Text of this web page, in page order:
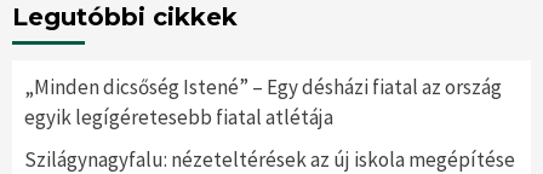
Legutóbbi cikkek
„Minden dicsőség Istené” – Egy désházi fiatal az ország
egyik legígéretesebb fiatal atlétája
Szilágynagyfalu: nézeteltérések az új iskola megépítése